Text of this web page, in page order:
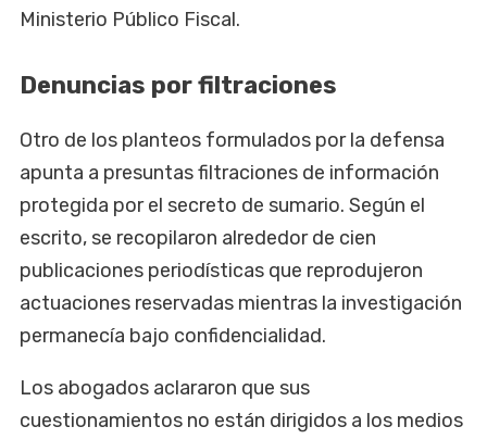
Ministerio Público Fiscal.
Denuncias por filtraciones
Otro de los planteos formulados por la defensa
apunta a presuntas filtraciones de información
protegida por el secreto de sumario. Según el
escrito, se recopilaron alrededor de cien
publicaciones periodísticas que reprodujeron
actuaciones reservadas mientras la investigación
permanecía bajo confidencialidad.
Los abogados aclararon que sus
cuestionamientos no están dirigidos a los medios